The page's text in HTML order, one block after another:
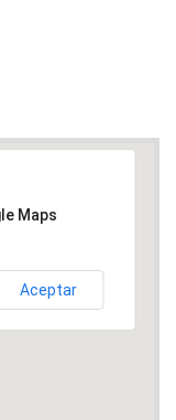
Maps
Aceptar